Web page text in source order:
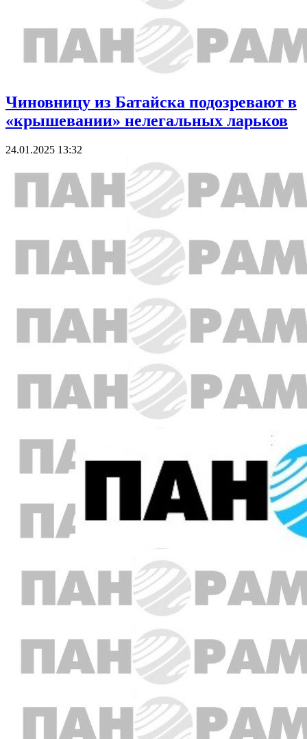
Чиновницу из Батайска подозревают в
«крышевании» нелегальных ларьков
24.01.2025 13:32